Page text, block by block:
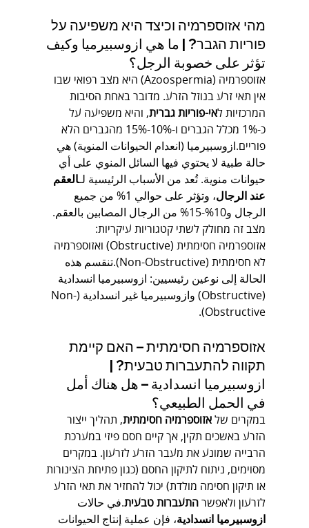
מהי אזוספרמיה וכיצד היא משפיעה על
פוריות הגבר? | ما هي ازوسبيرميا وكيف
تؤثر على خصوبة الرجل؟
אזוספרמיה (Azoospermia) היא מצב רפואי שבו
אין תאי זרע בנוזל הזרע. מדובר באחת הסיבות
המרכזיות לאי-פוריות גברית, והיא משפיעה על
כ-1% מכלל הגברים ו-10%-15% מהגברים הלא
פוריים.ازوسبيرميا (انعدام الحيوانات المنوية) هي
حالة طبية لا يحتوي فيها السائل المنوي على أي
حيوانات منوية. تُعد من الأسباب الرئيسية لـالعقم
عند الرجال
، وتؤثر على حوالي 1% من جميع
الرجال و10%-15% من الرجال المصابين بالعقم.
מצב זה מחולק לשתי קטגוריות עיקריות:
אזוספרמיה חסימתית (Obstructive) ואזוספרמיה
לא חסימתית (Non-Obstructive).تنقسم هذه
الحالة إلى نوعين رئيسيين: ازوسبيرميا انسدادية
(Obstructive) وازوسبيرميا غير انسدادية (Non-
Obstructive).
אזוספרמיה חסימתית – האם קיימת
תקווה להתעברות טבעית? |
ازوسبيرميا انسدادية – هل هناك أمل
في الحمل الطبيعي؟
במקרים של אזוספרמיה חסימתית, תהליך ייצור
הזרע באשכים תקין, אך קיים חסם פיזי במערכת
הרבייה שמונע את מעבר הזרע לזרעון. במקרים
מסוימים, ניתוח לתיקון החסם (כגון פתיחת הצינורות
או תיקון חסימה מולדת) יכול להחזיר את תאי הזרע
לזרעון ולאפשר התעברות טבעית.في حالات
ازوسبيرميا انسدادية، فإن عملية إنتاج الحيوانات